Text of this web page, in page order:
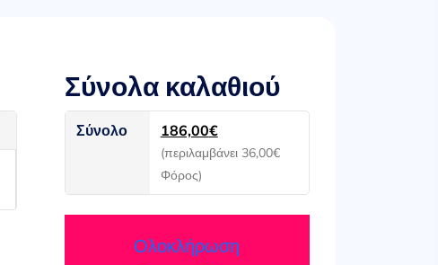
Σύνολα καλαθιού
Σύνολο 186,00€
(περιλαμβάνει 36,00€
Φόρος)
Ολοκλήρωση